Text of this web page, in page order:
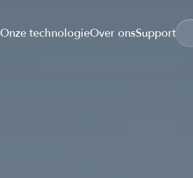
Onze technologieOver onsSupport